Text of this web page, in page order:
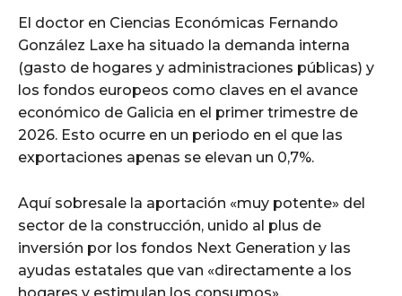
El doctor en Ciencias Económicas Fernando
González Laxe ha situado la demanda interna
(gasto de hogares y administraciones públicas) y
los fondos europeos como claves en el avance
económico de Galicia en el primer trimestre de
2026. Esto ocurre en un periodo en el que las
exportaciones apenas se elevan un 0,7%.
Aquí sobresale la aportación «muy potente» del
sector de la construcción, unido al plus de
inversión por los fondos Next Generation y las
ayudas estatales que van «directamente a los